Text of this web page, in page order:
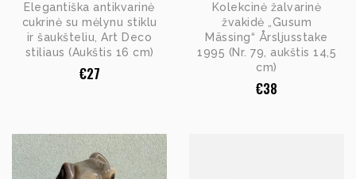
Elegantiška antikvarinė
cukrinė su mėlynu stiklu
ir šaukšteliu, Art Deco
stiliaus (Aukštis 16 cm)
€27
Kolekcinė žalvarinė
žvakidė „Gusum
Mässing“ Årsljusstake
1995 (Nr. 79, aukštis 14,5
cm)
€38